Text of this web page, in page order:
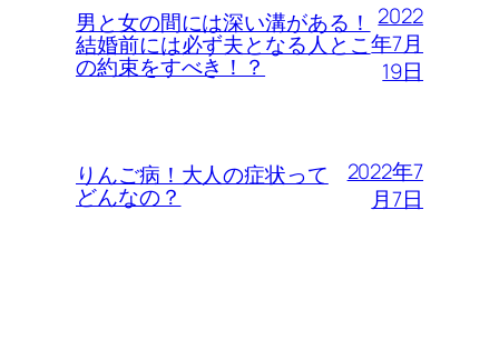
男と女の間には深い溝がある！
結婚前には必ず夫となる人とこ
の約束をすべき！？
2022
年7月
19日
りんご病！大人の症状って
どんなの？
2022年7
月7日